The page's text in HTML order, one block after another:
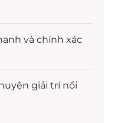
và chính xác
giải trínổi